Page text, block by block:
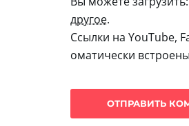
другое.
Ссылки на YouTube,
оматически